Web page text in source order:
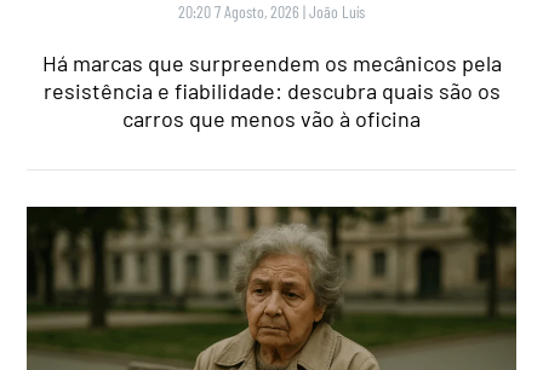
20:20 7 Agosto, 2026 |João Luís
Há marcas que surpreendem os mecânicos pela
resistência e fiabilidade: descubra quais são os
carros que menos vão à oficina